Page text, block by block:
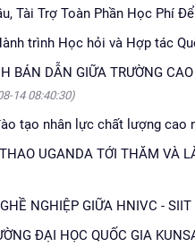
Tài Trợ Toàn Phần Học Phí
trình Học hỏi và Hợp tác
BÁN DẪN GIỮA TRƯỜNG
14 08:40:30)
tạo nhân lực chất lượng cao
UGANDA TỚI THĂM VÀ
NGHIỆP GIỮA HNIVC -
ĐẠI HỌC QUỐC GIA